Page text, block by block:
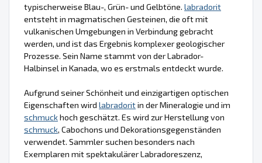
typischerweise Blau-, Grün- und Gelbtöne. labradorit
entsteht in magmatischen Gesteinen, die oft mit
vulkanischen Umgebungen in Verbindung gebracht
werden, und ist das Ergebnis komplexer geologischer
Prozesse. Sein Name stammt von der Labrador-
Halbinsel in Kanada, wo es erstmals entdeckt wurde.
Aufgrund seiner Schönheit und einzigartigen optischen
Eigenschaften wird labradoritin der Mineralogie und im
schmuckhoch geschätzt. Es wird zur Herstellung von
schmuck, Cabochons und Dekorationsgegenständen
verwendet. Sammler suchen besonders nach
Exemplaren mit spektakulärer Labradoreszenz,